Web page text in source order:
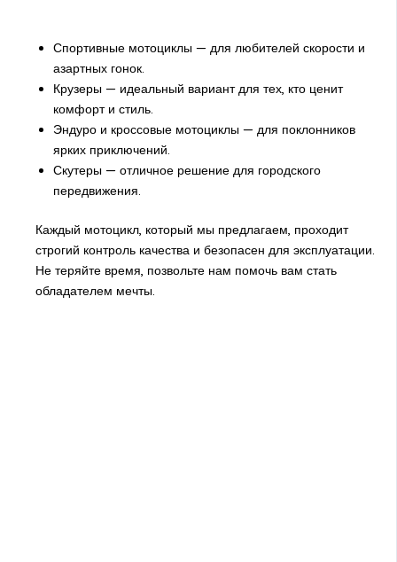
Спортивные мотоциклы — для любителей скорости и
азартных гонок.
Крузеры — идеальный вариант для тех, кто ценит
комфорт и стиль.
Эндуро и кроссовые мотоциклы — для поклонников
ярких приключений.
Скутеры — отличное решение для городского
передвижения.
Каждый мотоцикл, который мы предлагаем, проходит
строгий контроль качества и безопасен для эксплуатации.
Не теряйте время, позвольте нам помочь вам стать
обладателем мечты.